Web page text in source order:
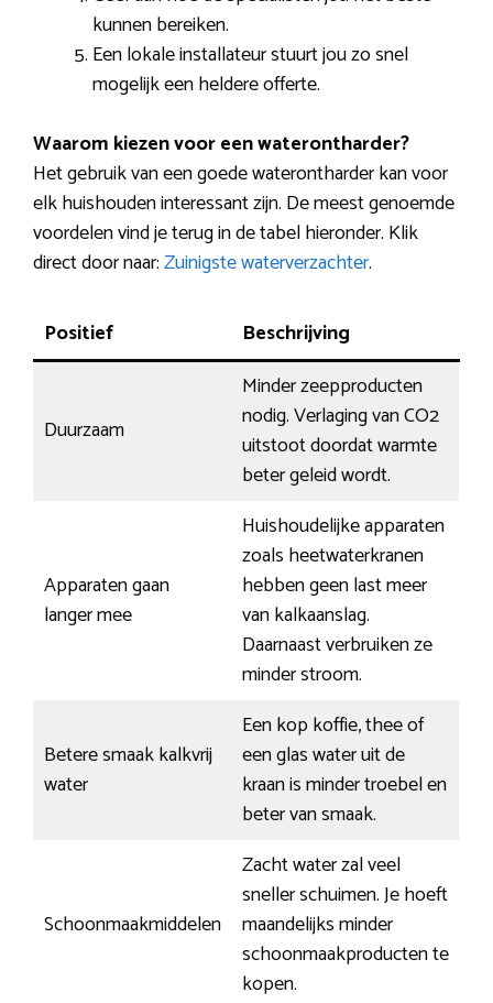
kunnen bereiken.
Een lokale installateur stuurt jou zo snel
mogelijk een heldere offerte.
Waarom kiezen voor een waterontharder?
Het gebruik van een goede waterontharder kan voor
elk huishouden interessant zijn. De meest genoemde
voordelen vind je terug in de tabel hieronder. Klik
direct door naar:Zuinigste waterverzachter.
Positief Beschrijving
Duurzaam
Minder zeepproducten
nodig. Verlaging van CO2
uitstoot doordat warmte
beter geleid wordt.
Apparaten gaan
langer mee
Huishoudelijke apparaten
zoals heetwaterkranen
hebben geen last meer
van kalkaanslag.
Daarnaast verbruiken ze
minder stroom.
Betere smaak kalkvrij
water
Een kop koffie, thee of
een glas water uit de
kraan is minder troebel en
beter van smaak.
Schoonmaakmiddelen
Zacht water zal veel
sneller schuimen. Je hoeft
maandelijks minder
schoonmaakproducten te
kopen.